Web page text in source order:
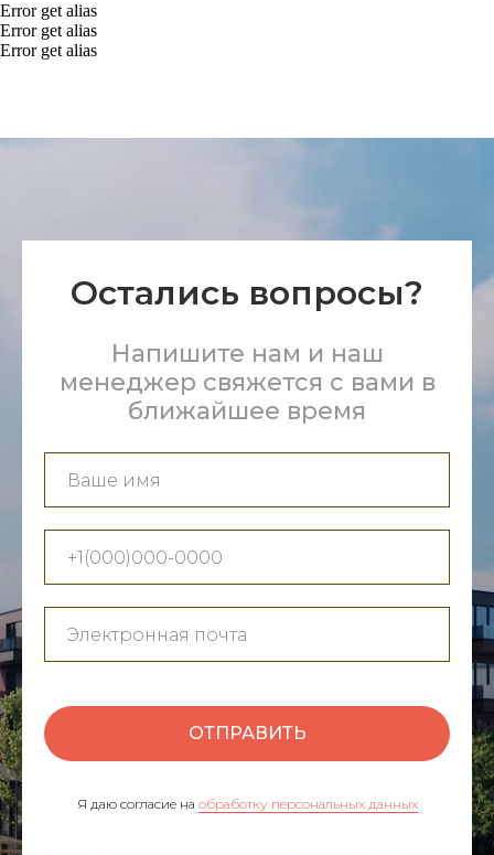
Error get alias
Error get alias
Error get alias
Остались вопросы?
Напишите нам и наш
менеджер свяжется с вами в
ближайшее время
ОТПРАВИТЬ
Я даю согласие на обработку персональных данных